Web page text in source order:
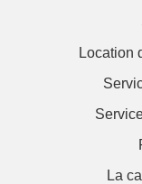
Location
La